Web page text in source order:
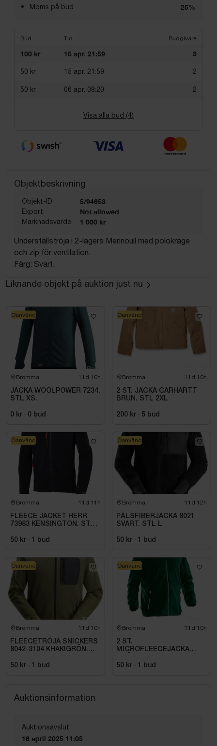
Moms på bud 25%
Bud Tid Budgivare
100 kr 15 apr. 21:59 3
50 kr 15 apr. 21:59 2
50 kr 06 apr. 08:20 2
Visa alla bud (4)
Objektbeskrivning
Objekt-ID 5/94653
Export Not allowed
Marknadsvärde 1 000 kr
Underställströja i 2-lagers Merinoull med polokrage
och zip för ventilation.
Färg: Svart.
Liknande objekt på auktion just nu
Bromma 11d 10h
JACKA WOOLPOWER 7234,
STL XS.
0 kr · 0 bud
Oanvänd
Bromma 11d 10h
2 ST. JACKA CARHARTT
BRUN. STL 2XL
200 kr · 5 bud
Oanvänd
Bromma 11d 11h
FLEECE JACKET HERR
73983 KENSINGTON. STL
50 kr · 1 bud
Oanvänd
Bromma 11d 12h
PÄLSFIBERJACKA 8021
SVART. STL L
50 kr · 1 bud
Oanvänd
Bromma 11d 10h
FLEECETRÖJA SNICKERS
8042-3104 KHAKIGRÖN.
50 kr · 1 bud
Oanvänd
Bromma 11d 10h
2 ST.
MICROFLEECEJACKA
WORKWEAR. STL (L)
50 kr · 1 bud
Oanvänd
Auktionsinformation
Auktionsavslut
16 april 2025 11:05